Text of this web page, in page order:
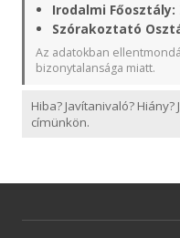
Irodalmi Főosztály:
Szórakoztató
Az adatokban
bizonytalansága miatt.
Hiba? Javítanivaló?
címünkön.